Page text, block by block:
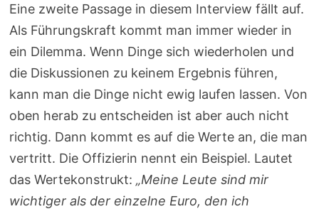
Eine zweite Passage in diesem Interview fällt auf.
Als Führungskraft kommt man immer wieder in
ein Dilemma. Wenn Dinge sich wiederholen und
die Diskussionen zu keinem Ergebnis führen,
kann man die Dinge nicht ewig laufen lassen. Von
oben herab zu entscheiden ist aber auch nicht
richtig. Dann kommt es auf die Werte an, die man
vertritt. Die Offizierin nennt ein Beispiel. Lautet
das Wertekonstrukt:„Meine Leute sind mir
wichtiger als der einzelne Euro, den ich